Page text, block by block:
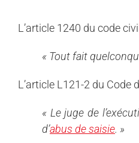
L’article 1240 du code
« Tout fait
L’article L121-2 du Code
« Le juge de
d’abus de saisie. »